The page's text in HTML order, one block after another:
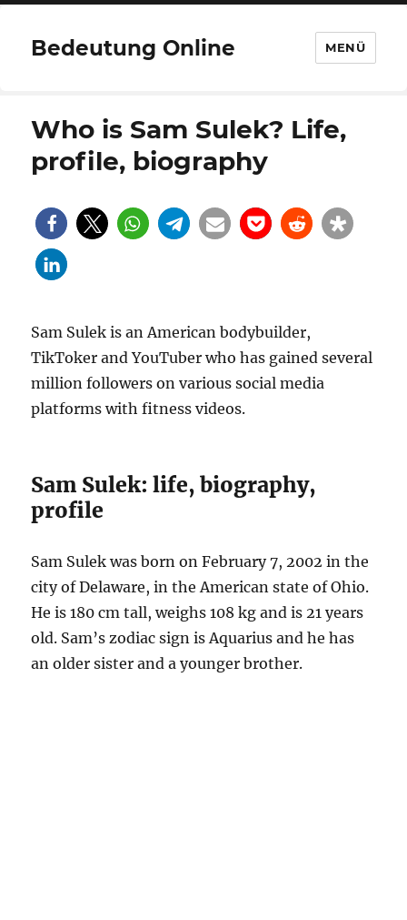
Bedeutung Online MENÜ
Who is Sam Sulek? Life,
profile, biography
Sam Sulek is an American bodybuilder,
TikToker and YouTuber who has gained several
million followers on various social media
platforms with fitness videos.
Sam Sulek: life, biography,
profile
Sam Sulek was born on February 7, 2002 in the
city of Delaware, in the American state of Ohio.
He is 180 cm tall, weighs 108 kg and is 21 years
old. Sam’s zodiac sign is Aquarius and he has
an older sister and a younger brother.